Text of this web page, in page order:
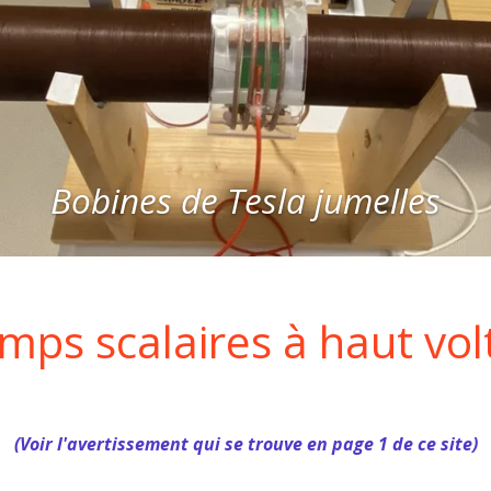
Bobines de Tesla jumelles
scalaires à haut
(Voir l'avertissement qui se trouve en page 1 de ce site)